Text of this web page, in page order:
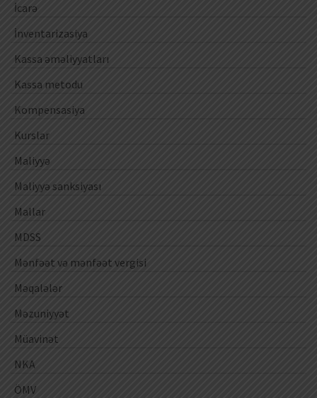
İcarə
İnventarizasiya
Kassa əməliyyatları
Kassa metodu
Kompensasiya
Kurslar
Maliyyə
Maliyyə sanksiyası
Mallar
MDSS
Mənfəət və mənfəət vergisi
Məqalələr
Məzuniyyət
Müavinət
NKA
ÖMV